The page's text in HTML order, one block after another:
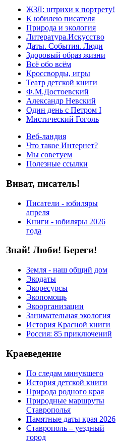
ЖЗЛ: штрихи к портрету!
К юбилею писателя
Природа и экология
Литература.Искусство
Даты. События. Люди
Здоровый образ жизни
Всё обо всём
Кроссворды, игры
Театр детской книги
Ф.М.Достоевский
Александр Невский
Один день с Петром I
Мистический Гоголь
Веб-ландия
Что такое Интернет?
Мы советуем
Полезные ссылки
Виват, писатель!
Писатели - юбиляры
апреля
Книги - юбиляры 2026
года
Знай! Люби! Береги!
Земля - наш общий дом
Экодаты
Экоресурсы
Экопомощь
Экоорганизации
Занимательная экология
История Красной книги
Россия: 85 приключений
Краеведение
По следам минувшего
История детской книги
Природа родного края
Природные маршруты
Ставрополья
Памятные даты края 2026
Ставрополь – уездный
город